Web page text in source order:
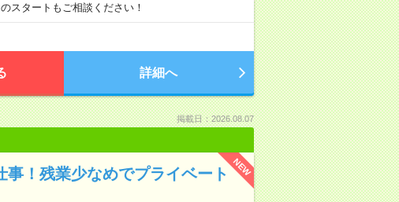
スタートもご相談ください！
詳細へ
掲載日：2026.08.07
NEW
事！残業少なめでプライベート